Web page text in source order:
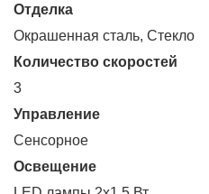
Отделка
Окрашенная сталь, Стекло
Количество скоростей
3
Управление
Сенсорное
Освещение